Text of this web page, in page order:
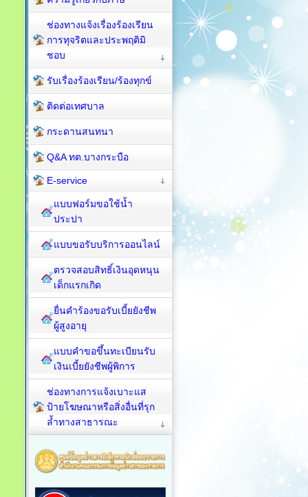
ช่องทางแจ้งเรื่องร้องเรียน
การทุจริตและประพฤติมิ
ชอบ
รับเรื่องร้องเรียน/ร้องทุกข์
ติดต่อเทศบาล
กระดานสนทนา
Q&A ทต.บางกระบือ
E-service
แบบฟอร์มขอใช้น้ำ
ประปา
แบบขอรับบริการออนไลน์
ตรวจสอบสิทธิ์เงินอุดหนุน
เด็กแรกเกิด
ยื่นคำร้องขอรับเบี้ยยังชีพ
ผู้สูงอายุ
แบบคำขอขึ้นทะเบียนรับ
เงินเบี้ยยังชีพผู้พิการ
ช่องทางการแจ้งเบาะแส
ป้ายโฆษณาหรือสิ่งอื่นที่รุก
ล้ำทางสาธารณะ